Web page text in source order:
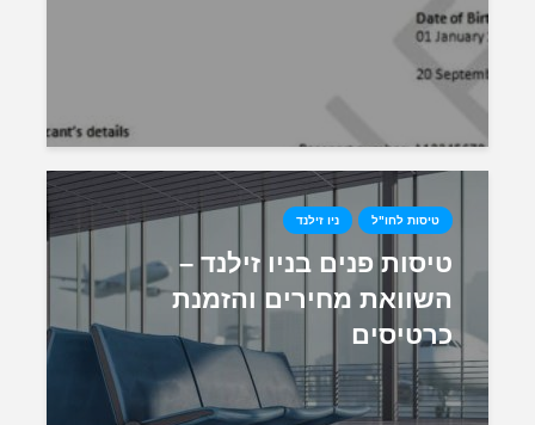
טיסות לחו"ל ניו זילנד
טיסות פנים בניו זילנד –
השוואת מחירים והזמנת
כרטיסים